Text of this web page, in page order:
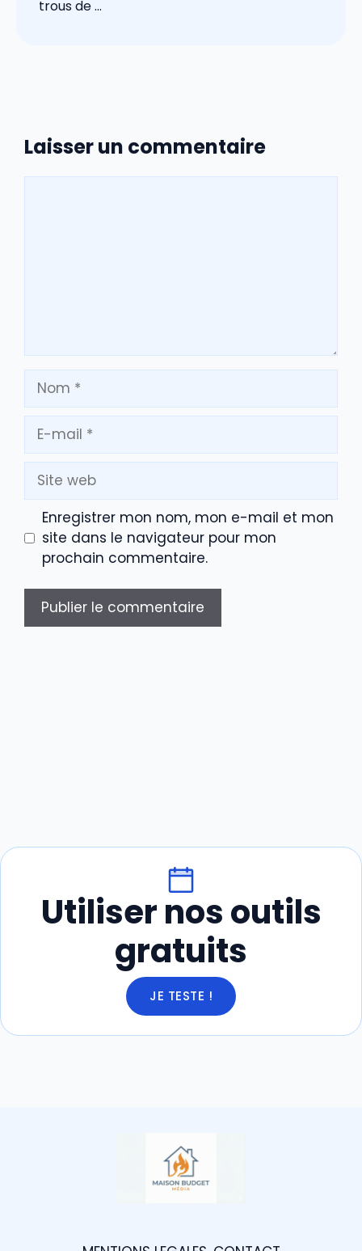
trous de ...
Laisser un commentaire
Nom
mail
Site
web
Enregistrer mon nom, mon e-mail et mon
site dans le navigateur pour mon
prochain commentaire.
Utiliser nos outils
gratuits
JE TESTE !